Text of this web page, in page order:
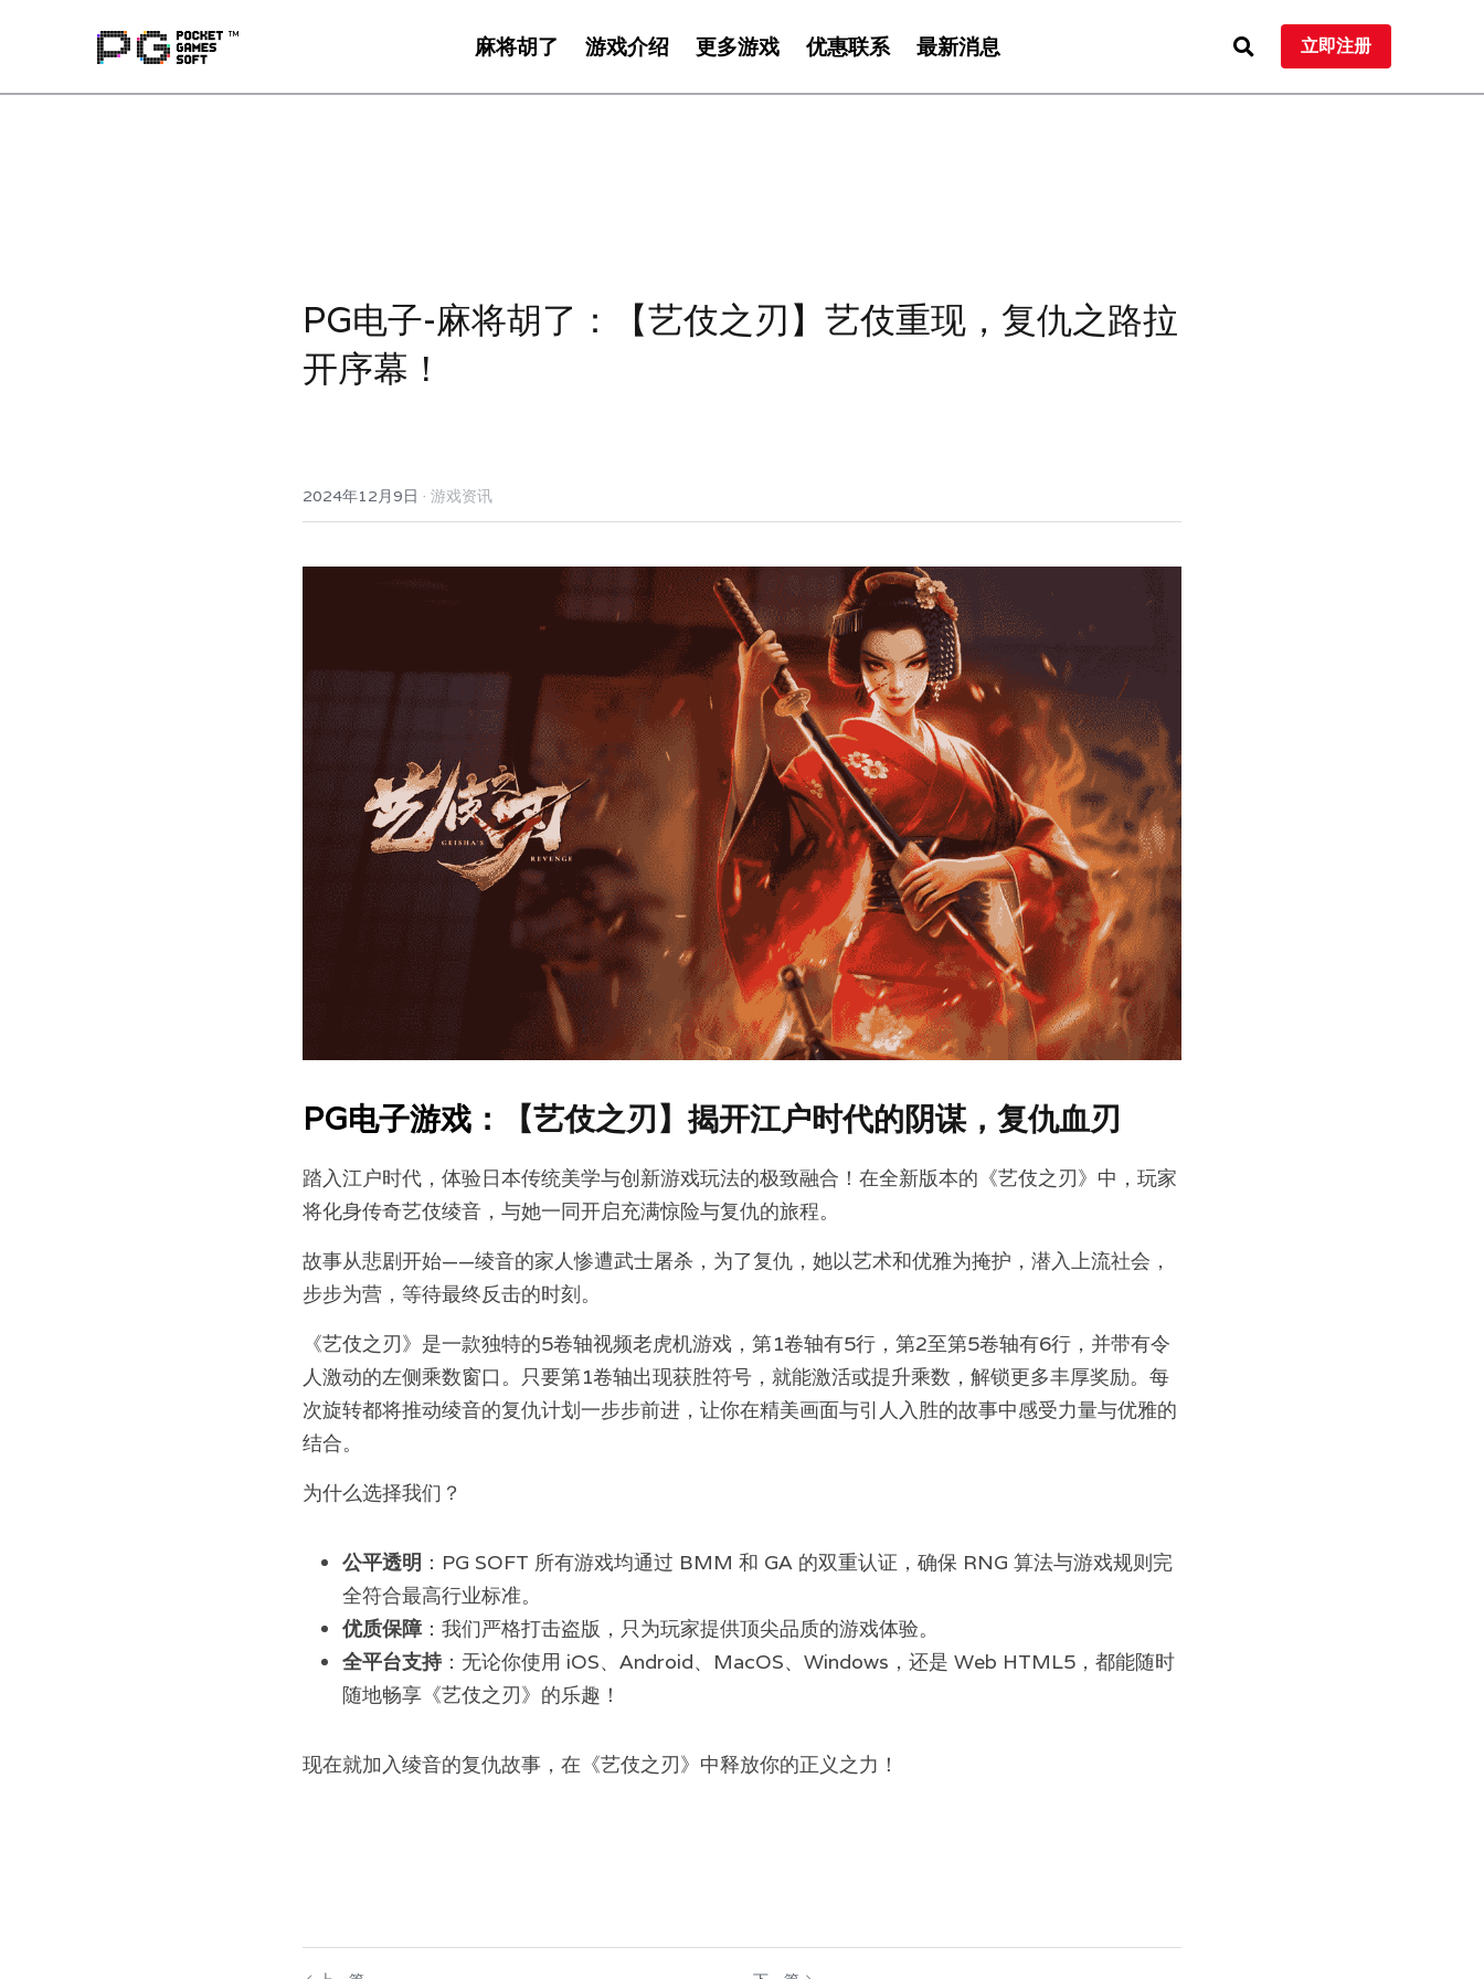
麻将胡了 游戏介绍 更多游戏 优惠联系 最新消息 立即注册
PG电子-麻将胡了：【艺伎之刃】艺伎重现，复仇之路拉
开序幕！
2024年12月9日 · 游戏资讯
PG电子游戏： 【艺伎之刃】揭开江户时代的阴谋，复仇血刃
踏入江户时代，体验日本传统美学与创新游戏玩法的极致融合！在全新版本的《艺伎之刃》中，玩家
将化身传奇艺伎绫音，与她一同开启充满惊险与复仇的旅程。
故事从悲剧开始——绫音的家人惨遭武士屠杀，为了复仇，她以艺术和优雅为掩护，潜入上流社会，
步步为营，等待最终反击的时刻。
《艺伎之刃》是一款独特的5卷轴视频老虎机游戏，第1卷轴有5行，第2至第5卷轴有6行，并带有令
人激动的左侧乘数窗口。只要第1卷轴出现获胜符号，就能激活或提升乘数，解锁更多丰厚奖励。每
次旋转都将推动绫音的复仇计划一步步前进，让你在精美画面与引人入胜的故事中感受力量与优雅的
结合。
为什么选择我们？
公平透明 ：PG SOFT 所有游戏均通过 BMM 和 GA 的双重认证，确保 RNG 算法与游戏规则完
全符合最高行业标准。
优质保障：我们严格打击盗版，只为玩家提供顶尖品质的游戏体验。
全平台支持：无论你使用 iOS、Android、MacOS、Windows，还是 Web HTML5，都能随时
随地畅享《艺伎之刃》的乐趣！
现在就加入绫音的复仇故事，在《艺伎之刃》中释放你的正义之力！